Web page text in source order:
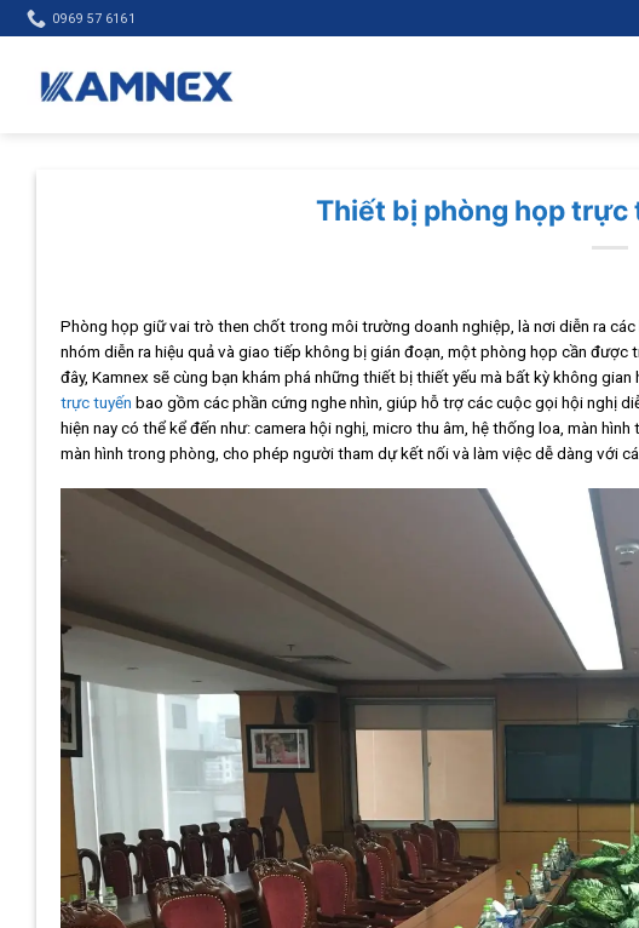
Skip
to
0969 57 6161
Thiết bị phòng họp trực
Phòng họp giữ vai trò then chốt trong môi trường doanh nghiệp, là nơi diễn ra
nhóm diễn ra hiệu quả và giao tiếp không bị gián đoạn, một phòng họp cần
đây, Kamnex sẽ cùng bạn khám phá những thiết bị thiết yếu mà bất kỳ không
trực tuyến bao gồm các phần cứng nghe nhìn, giúp hỗ trợ các cuộc gọi hội nghị
hiện nay có thể kể đến như: camera hội nghị, micro thu âm, hệ thống loa, màn
màn hình trong phòng, cho phép người tham dự kết nối và làm việc dễ dàng với